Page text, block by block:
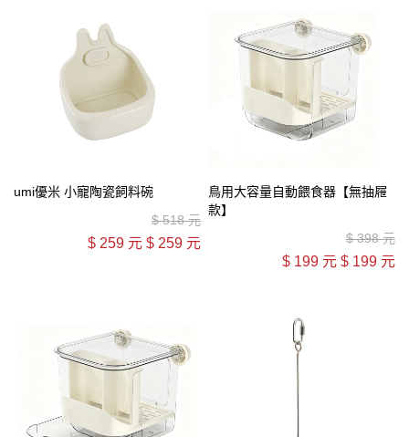
umi優米 小寵陶瓷飼料碗
$518 元
$ 259 元 $ 259 元
鳥用大容量自動餵食器【無抽屜
款】
$398 元
$ 199 元 $ 199 元